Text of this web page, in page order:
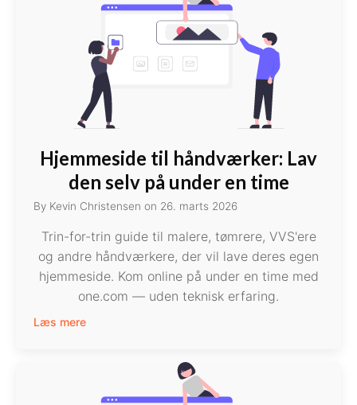
Hjemmeside til håndværker: Lav
den selv på under en time
By Kevin Christensen on 26. marts 2026
Trin-for-trin guide til malere, tømrere, VVS'ere
og andre håndværkere, der vil lave deres egen
hjemmeside. Kom online på under en time med
one.com — uden teknisk erfaring.
Læs mere